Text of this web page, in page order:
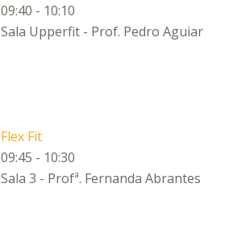
09:40 - 10:10
Sala Upperfit - Prof. Pedro Aguiar
Flex Fit
09:45 - 10:30
Sala 3 - Profª. Fernanda Abrantes